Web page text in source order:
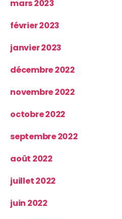
mars 2023
février 2023
janvier 2023
décembre 2022
novembre 2022
octobre 2022
septembre 2022
août 2022
juillet 2022
juin 2022